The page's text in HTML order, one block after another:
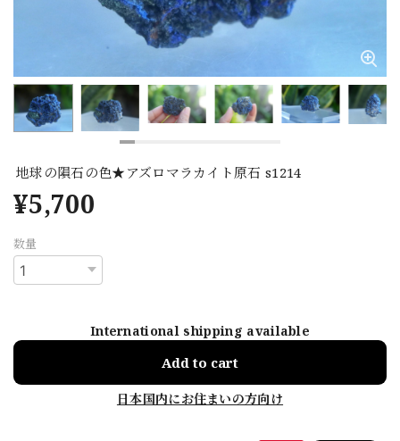
地球の隕石の色★アズロマラカイト原石 s1214
¥5,700
数量
International shipping available
Add to cart
日本国内にお住まいの方向け